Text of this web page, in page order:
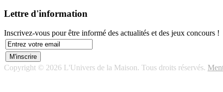
Lettre d'information
Inscrivez-vous pour être informé des actualités et des jeux concours !
Copyright © 2026 L'Univers de la Maison. Tous droits réservés.